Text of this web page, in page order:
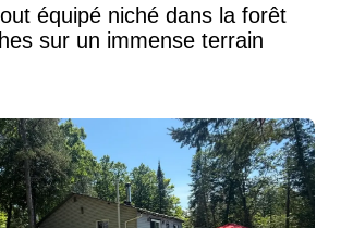
équipé niché dans la forêt
sur un immense terrain